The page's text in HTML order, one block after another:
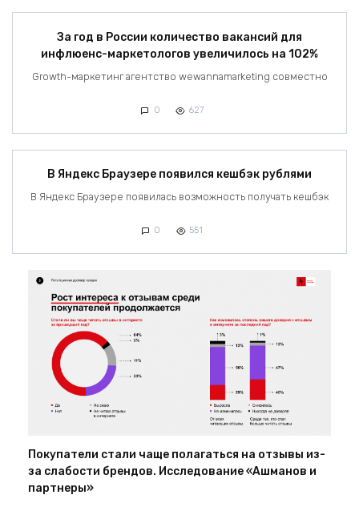
За год в России количество вакансий для
инфлюенс-маркетологов увеличилось на 102%
Growth-маркетинг агентство wewannamarketing совместно
0 627
В Яндекс Браузере появился кешбэк рублями
В Яндекс Браузере появилась возможность получать кешбэк
0 551
Покупатели стали чаще полагаться на отзывы из-
за слабости брендов. Исследование «Ашманов и
партнеры»